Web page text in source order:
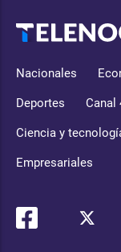
Nacionales
Deportes Canal
Ciencia y
Empresariales